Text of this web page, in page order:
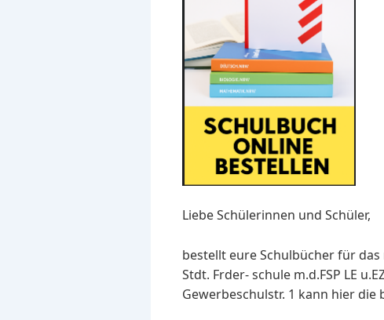
Liebe Schülerinnen und Schüler,
bestellt eure Schulbücher für
Stdt. Frder- schule m.d.FSP LE
Gewerbeschulstr. 1 kann hier